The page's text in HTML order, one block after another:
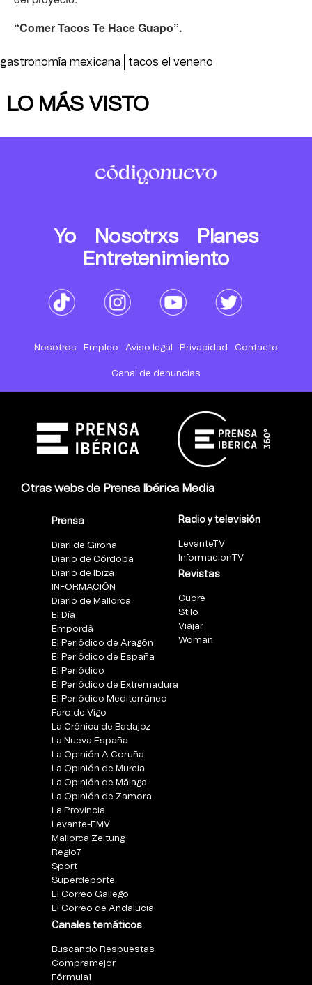
“Comer Tacos Te Hace Guapo”.
gastronomía mexicana tacos el veneno
LO MÁS VISTO
Yo Nosotrxs
Planes
Entretenimiento
Nosotros Empleo Aviso legal Privacidad Contacto
Canal de denuncias
Otras webs de Prensa Ibérica Media
Prensa
Diari de Girona
Diario de Córdoba
Diario de Ibiza
INFORMACIÓN
Diario de Mallorca
El Día
Empordà
El Periódico de Aragón
El Periódico de España
El Periódico
El Periódico de Extremadura
El Periódico Mediterráneo
Faro de Vigo
La Crónica de Badajoz
La Nueva España
La Opinión A Coruña
La Opinión de Murcia
La Opinión de Málaga
La Opinión de Zamora
La Provincia
Levante-EMV
Mallorca Zeitung
Regio7
Sport
Superdeporte
El Correo Gallego
El Correo de Andalucia
Canales temáticos
Buscando Respuestas
Compramejor
Fórmula1
Radio y televisión
LevanteTV
InformacionTV
Revistas
Cuore
Stilo
Viajar
Woman